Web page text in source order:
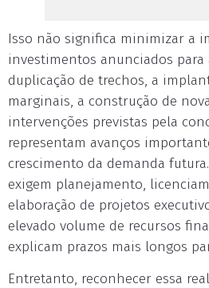
Isso não significa minimizar a
investimentos anunciados para
duplicação de trechos, a
marginais, a construção de
intervenções previstas pela
representam avanços
crescimento da demanda
exigem planejamento,
elaboração de projetos
elevado volume de recursos
explicam prazos mais longos
Entretanto, reconhecer essa